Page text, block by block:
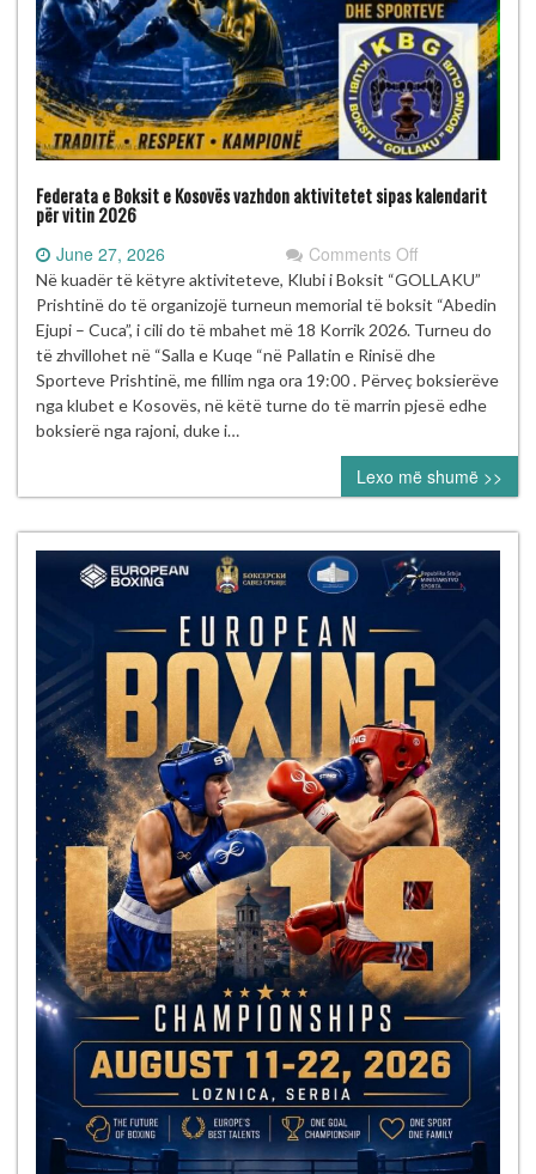
Federata e Boksit e Kosovës vazhdon aktivitetet sipas kalendarit
për vitin 2026
June 27, 2026 Comments Offon
Federata
e
Boksit
e
Kosovës
vazhdon
sipas
kalendarit
për
vitin
2026
Në kuadër të këtyre aktiviteteve, Klubi i Boksit “GOLLAKU”
Prishtinë do të organizojë turneun memorial të boksit “Abedin
Ejupi – Cuca”, i cili do të mbahet më 18 Korrik 2026. Turneu do
të zhvillohet në “Salla e Kuqe “në Pallatin e Rinisë dhe
Sporteve Prishtinë, me fillim nga ora 19:00 . Përveç boksierëve
nga klubet e Kosovës, në këtë turne do të marrin pjesë edhe
boksierë nga rajoni, duke i…
Lexo më shumë >>